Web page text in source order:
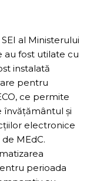
al Ministerului
au fost utilate cu
instalată
pentru
ce permite
şi
electronice
MEdC.
perioada